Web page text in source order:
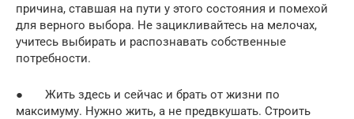
причина, ставшая на пути у этого состояния и помехой
для верного выбора. Не зацикливайтесь на мелочах,
учитесь выбирать и распознавать собственные
потребности.
● Жить здесь и сейчас и брать от жизни по
максимуму. Нужно жить, а не предвкушать. Строить